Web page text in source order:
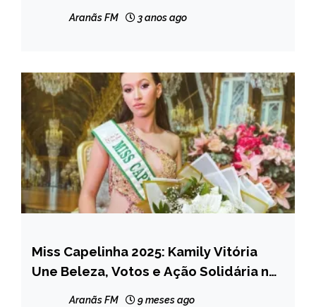
Aranãs FM 3 anos ago
CAPELINHA
MINAS
Miss Capelinha 2025: Kamily Vitória
Une Beleza, Votos e Ação Solidária no
Aranãs FM 9 meses ago